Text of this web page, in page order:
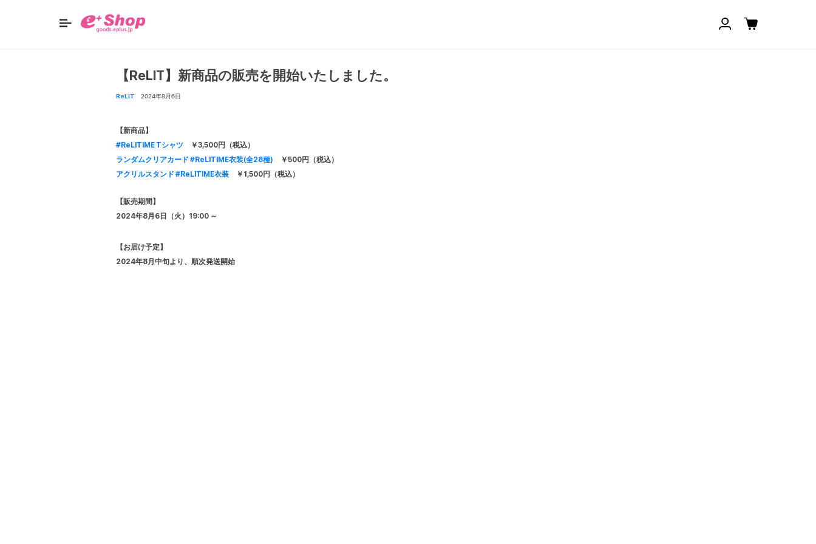
【ReLIT】新商品の販売を開始いたしました。
ReLIT 2024年8月6日
【新商品】
#ReLITIME Tシャツ ￥3,500円（税込）
ランダムクリアカード #ReLITIME衣装(全28種) ￥500円（税込）
アクリルスタンド #ReLITIME衣装 ￥1,500円（税込）
【販売期間】
2024年8月6日（火）19:00 ～
【お届け予定】
2024年8月中旬より、順次発送開始